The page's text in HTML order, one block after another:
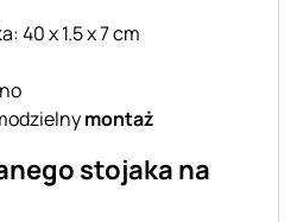
40 x 1.5 x 7 cm
montaż
stojaka na